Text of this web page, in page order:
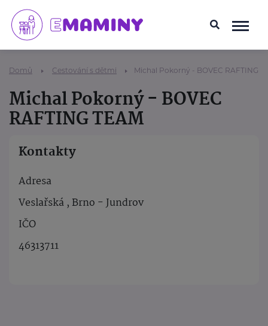
Domů Cestování s dětmi Michal Pokorný - BOVEC RAFTING
Michal Pokorný - BOVEC
RAFTING TEAM
Kontakty
Adresa
Veslařská , Brno - Jundrov
IČO
46313711